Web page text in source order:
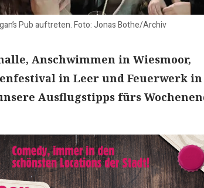
Pub auftreten. Foto: Jonas Bothe/Archiv
Anschwimmen in Wiesmoor,
in Leer und Feuerwerk in
Ausflugstipps fürs